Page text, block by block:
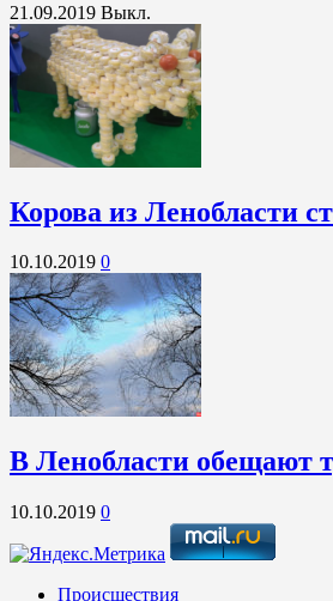
21.09.2019 Выкл.
Корова из Ленобласти
10.10.2019 0
В Ленобласти обещают
10.10.2019 0
Происшествия